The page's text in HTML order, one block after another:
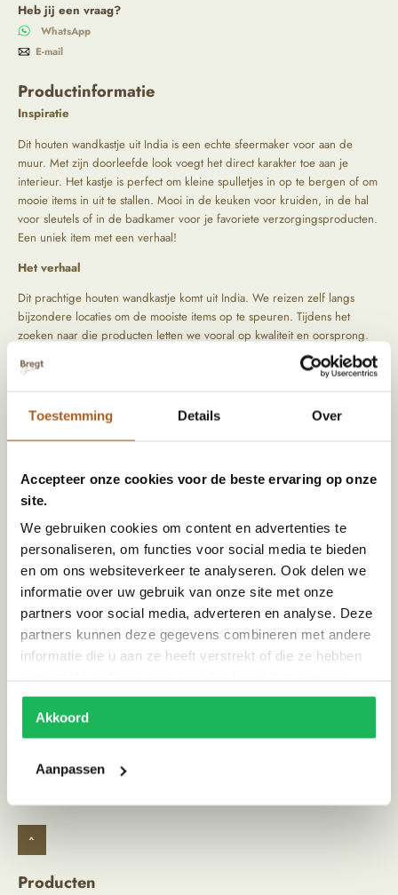
Toestemming Details Over
Accepteer onze cookies voor de beste ervaring op onze
site.
We gebruiken cookies om content en advertenties te
personaliseren, om functies voor social media te bieden
en om ons websiteverkeer te analyseren. Ook delen we
informatie over uw gebruik van onze site met onze
partners voor social media, adverteren en analyse. Deze
partners kunnen deze gegevens combineren met andere
informatie die u aan ze heeft verstrekt of die ze hebben
Akkoord
Aanpassen
Heb jij een vraag?
WhatsApp
E-mail
Productinformatie
Inspiratie
Dit houten wandkastje uit India is een echte sfeermaker voor aan de
muur. Met zijn doorleefde look voegt het direct karakter toe aan je
interieur. Het kastje is perfect om kleine spulletjes in op te bergen of om
mooie items in uit te stallen. Mooi in de keuken voor kruiden, in de hal
voor sleutels of in de badkamer voor je favoriete verzorgingsproducten.
Een uniek item met een verhaal!
Het verhaal
Dit prachtige houten wandkastje komt uit India. We reizen zelf langs
bijzondere locaties om de mooiste items op te speuren. Tijdens het
zoeken naar die producten letten we vooral op kwaliteit en oorsprong.
De producten komen rechtstreeks uit het verleden, hierdoor zijn ze
uniek en hebben ze een prachtig geleefd uiterlijk.
Afmeting (HxBxD)
Materiaal Hout
Land van herkomst India
Alternatieve producten
^
Producten